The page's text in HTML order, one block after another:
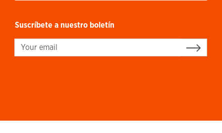
Suscríbete a nuestro boletín
Sign up